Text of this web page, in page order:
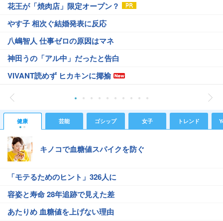
花王が「焼肉店」限定オープン？
やす子 相次ぐ結婚発表に反応
八嶋智人 仕事ゼロの原因はマネ
神田うの「アル中」だったと告白
VIVANT読めず ヒカキンに揶揄
健康 芸能 ゴシップ 女子 トレンド
キノコで血糖値スパイクを防ぐ
「モテるためのヒント」326人に
容姿と寿命 28年追跡で見えた差
あたりめ 血糖値を上げない理由